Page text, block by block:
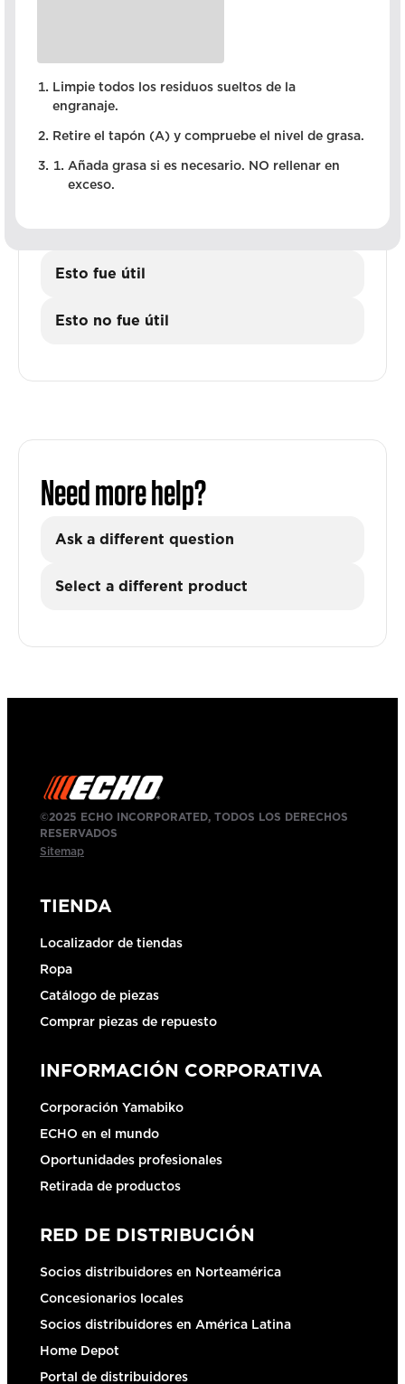
Limpie todos los residuos sueltos de la
engranaje.
Retire el tapón (A) y compruebe el nivel de grasa.
Añada grasa si es necesario. NO rellenar en
exceso.
Esto fue útil
Esto no fue útil
Need more help?
Ask a different question
Select a different product
©2025 ECHO INCORPORATED, TODOS LOS DERECHOS
RESERVADOS
Sitemap
TIENDA
Localizador de tiendas
Ropa
Catálogo de piezas
Comprar piezas de repuesto
INFORMACIÓN CORPORATIVA
Corporación Yamabiko
ECHO en el mundo
Oportunidades profesionales
Retirada de productos
RED DE DISTRIBUCIÓN
Socios distribuidores en Norteamérica
Concesionarios locales
Socios distribuidores en América Latina
Home Depot
Portal de distribuidores